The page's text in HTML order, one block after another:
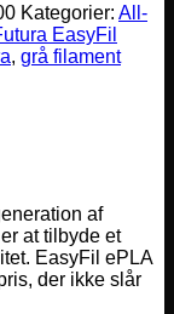
Kategorier: All-
EasyFil
, grå filament
af
at tilbyde et
EasyFil ePLA
der ikke slår